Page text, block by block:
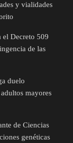
y vialidades
el Decreto 509
de las
duelo
mayores
de Ciencias
genéticas